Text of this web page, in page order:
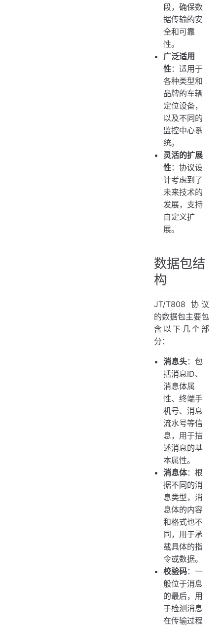
段，确保数
据传输的安
全和可靠
性。
广泛适用
性：适用于
各种类型和
品牌的车辆
定位设备，
以及不同的
监控中心系
统。
灵活的扩展
性：协议设
计考虑到了
未来技术的
发展，支持
自定义扩
展。
数据包结
构
JT/T808 协议
的数据包主要包
含以下几个部
分：
消息头：包
括消息ID、
消息体属
性、终端手
机号、消息
流水号等信
息，用于描
述消息的基
本属性。
消息体：根
据不同的消
息类型，消
息体的内容
和格式也不
同，用于承
载具体的指
令或数据。
校验码：一
般位于消息
的最后，用
于检测消息
在传输过程